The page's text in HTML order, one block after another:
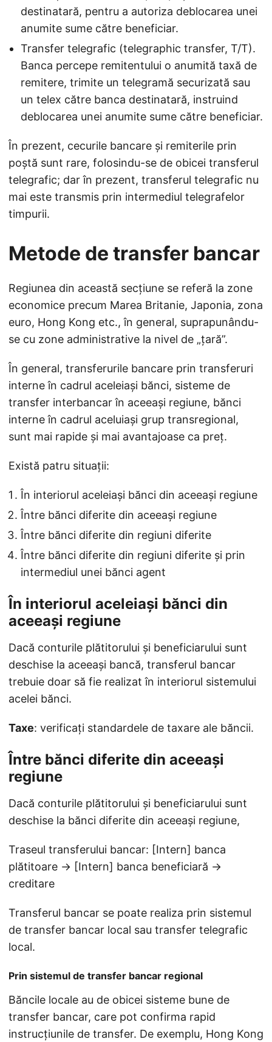
destinatară, pentru a autoriza deblocarea unei
anumite sume către beneficiar.
Transfer telegrafic (telegraphic transfer, T/T).
Banca percepe remitentului o anumită taxă de
remitere, trimite un telegramă securizată sau
un telex către banca destinatară, instruind
deblocarea unei anumite sume către beneficiar.
În prezent, cecurile bancare și remiterile prin
poștă sunt rare, folosindu-se de obicei transferul
telegrafic; dar în prezent, transferul telegrafic nu
mai este transmis prin intermediul telegrafelor
timpurii.
Metode de transfer bancar
Regiunea din această secțiune se referă la zone
economice precum Marea Britanie, Japonia, zona
euro, Hong Kong etc., în general, suprapunându-
se cu zone administrative la nivel de „țară”.
În general, transferurile bancare prin transferuri
interne în cadrul aceleiași bănci, sisteme de
transfer interbancar în aceeași regiune, bănci
interne în cadrul aceluiași grup transregional,
sunt mai rapide și mai avantajoase ca preț.
Există patru situații:
În interiorul aceleiași bănci din aceeași regiune
Între bănci diferite din aceeași regiune
Între bănci diferite din regiuni diferite
Între bănci diferite din regiuni diferite și prin
intermediul unei bănci agent
În interiorul aceleiași bănci din
aceeași regiune
Dacă conturile plătitorului și beneficiarului sunt
deschise la aceeași bancă, transferul bancar
trebuie doar să fie realizat în interiorul sistemului
acelei bănci.
Taxe: verificați standardele de taxare ale băncii.
Între bănci diferite din aceeași
regiune
Dacă conturile plătitorului și beneficiarului sunt
deschise la bănci diferite din aceeași regiune,
Traseul transferului bancar: [Intern] banca
plătitoare → [Intern] banca beneficiară →
creditare
Transferul bancar se poate realiza prin sistemul
de transfer bancar local sau transfer telegrafic
local.
Prin sistemul de transfer bancar regional
Băncile locale au de obicei sisteme bune de
transfer bancar, care pot confirma rapid
instrucțiunile de transfer. De exemplu, Hong Kong